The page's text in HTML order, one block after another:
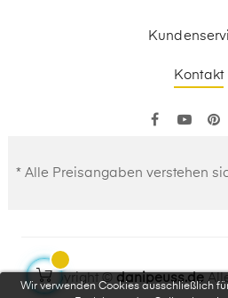
Wir verwenden Cookies ausschließlich
Kontakt
Facebook
* Alle Preisangaben verstehen
Copyright © danipeuss.de